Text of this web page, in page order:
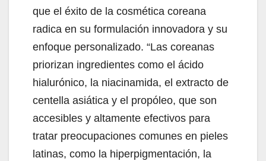
que el éxito de la cosmética coreana
radica en su formulación innovadora y su
enfoque personalizado. “Las coreanas
priorizan ingredientes como el ácido
hialurónico, la niacinamida, el extracto de
centella asiática y el propóleo, que son
accesibles y altamente efectivos para
tratar preocupaciones comunes en pieles
latinas, como la hiperpigmentación, la